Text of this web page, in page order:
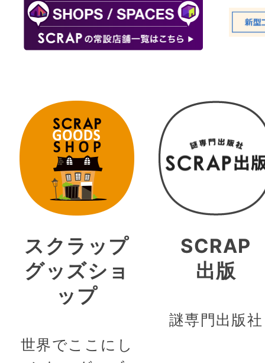
スクラップ
グッズショ
ップ
世界でここにし
SCRAP
出版
謎専門出版社